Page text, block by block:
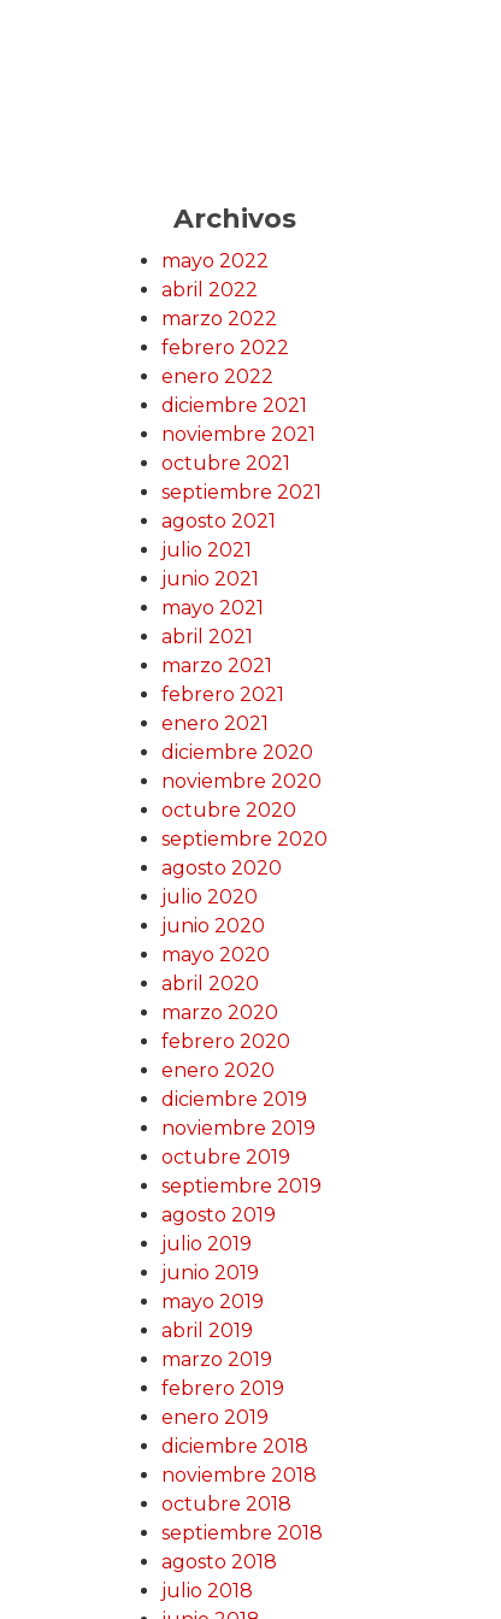
Archivos
mayo 2022
abril 2022
marzo 2022
febrero 2022
enero 2022
diciembre 2021
noviembre 2021
octubre 2021
septiembre 2021
agosto 2021
julio 2021
junio 2021
mayo 2021
abril 2021
marzo 2021
febrero 2021
enero 2021
diciembre 2020
noviembre 2020
octubre 2020
septiembre 2020
agosto 2020
julio 2020
junio 2020
mayo 2020
abril 2020
marzo 2020
febrero 2020
enero 2020
diciembre 2019
noviembre 2019
octubre 2019
septiembre 2019
agosto 2019
julio 2019
junio 2019
mayo 2019
abril 2019
marzo 2019
febrero 2019
enero 2019
diciembre 2018
noviembre 2018
octubre 2018
septiembre 2018
agosto 2018
julio 2018